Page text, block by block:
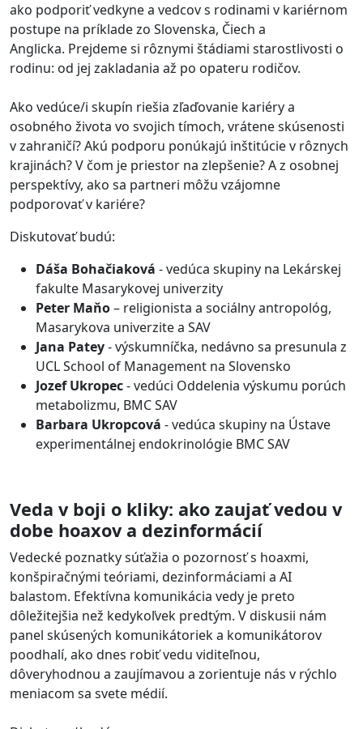
ako podporiť vedkyne a vedcov s rodinami v kariérnom
postupe na príklade zo Slovenska, Čiech a
Anglicka. Prejdeme si rôznymi štádiami starostlivosti o
rodinu: od jej zakladania až po opateru rodičov.
Ako vedúce/i skupín riešia zľaďovanie kariéry a
osobného života vo svojich tímoch, vrátene skúsenosti
v zahraničí? Akú podporu ponúkajú inštitúcie v rôznych
krajinách? V čom je priestor na zlepšenie? A z osobnej
perspektívy, ako sa partneri môžu vzájomne
podporovať v kariére?
Diskutovať budú:
Dáša Bohačiaková - vedúca skupiny na Lekárskej
fakulte Masarykovej univerzity
Peter Maňo– religionista a sociálny antropológ,
Masarykova univerzite a SAV
Jana Patey- výskumníčka, nedávno sa presunula z
UCL School of Management na Slovensko
Jozef Ukropec- vedúci Oddelenia výskumu porúch
metabolizmu, BMC SAV
Barbara Ukropcová - vedúca skupiny na Ústave
experimentálnej endokrinológie BMC SAV
Veda v boji o kliky: ako zaujať vedou v
dobe hoaxov a dezinformácií
Vedecké poznatky súťažia o pozornosť s hoaxmi,
konšpiračnými teóriami, dezinformáciami a AI
balastom. Efektívna komunikácia vedy je preto
dôležitejšia než kedykoľvek predtým. V diskusii nám
panel skúsených komunikátoriek a komunikátorov
poodhalí, ako dnes robiť vedu viditeľnou,
dôveryhodnou a zaujímavou a zorientuje nás v rýchlo
meniacom sa svete médií.